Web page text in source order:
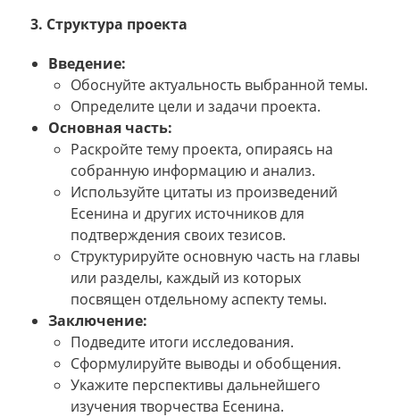
3. Структура проекта
Введение:
Обоснуйте актуальность выбранной темы.
Определите цели и задачи проекта.
Основная часть:
Раскройте тему проекта, опираясь на
собранную информацию и анализ.
Используйте цитаты из произведений
Есенина и других источников для
подтверждения своих тезисов.
Структурируйте основную часть на главы
или разделы, каждый из которых
посвящен отдельному аспекту темы.
Заключение:
Подведите итоги исследования.
Сформулируйте выводы и обобщения.
Укажите перспективы дальнейшего
изучения творчества Есенина.